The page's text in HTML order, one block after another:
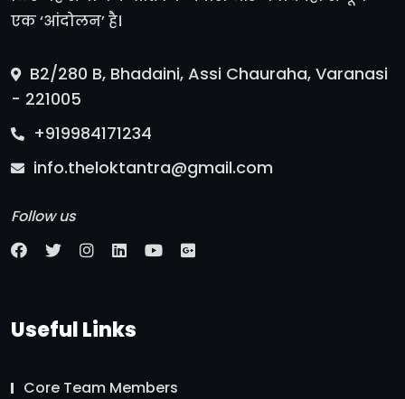
एक ‘आंदोलन’ है।
B2/280 B, Bhadaini, Assi Chauraha, Varanasi
- 221005
+919984171234
info.theloktantra@gmail.com
Follow us
Useful Links
Core Team Members